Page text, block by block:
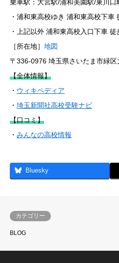
乗車駅：大宮駅/浦和美園駅/東川口
・浦和東高校ゆき 浦和東高校下
・上記以外 浦和東高校入口下車 徒
［所在地］ 地図
〒336-0976 埼玉県さいたま市緑
【全体情報】
・ ウィキペディア
・ 埼玉新聞社高校受験ナビ
【口コミ】
・ みんなの高校情報
Bluesky
カテゴリー
BLOG